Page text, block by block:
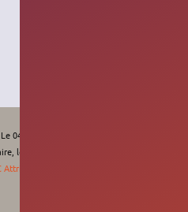
Le 04/02/2026, 13:05
le contenu de ce wiki est placé sous les
Attribution-Noncommercial-Share Alike 4.0